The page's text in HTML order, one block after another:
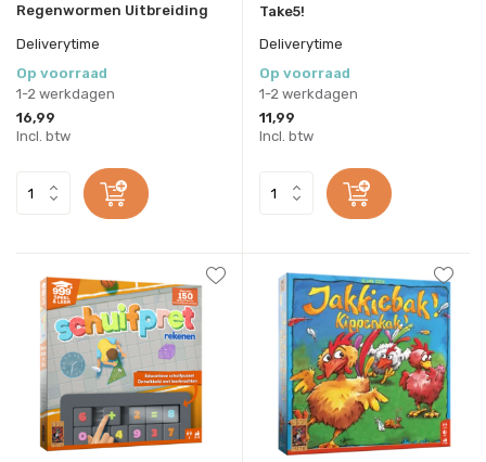
Regenwormen Uitbreiding
Deliverytime
Op voorraad
1-2 werkdagen
16,99
Incl. btw
Take5!
Deliverytime
Op voorraad
1-2 werkdagen
11,99
Incl. btw